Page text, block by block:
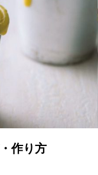
作り方